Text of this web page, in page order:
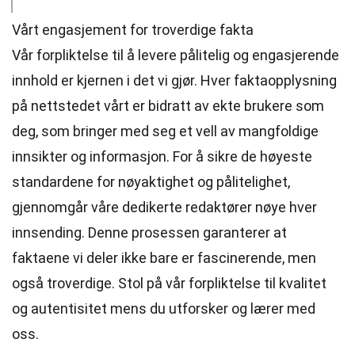
Vårt engasjement for troverdige fakta
Vår forpliktelse til å levere pålitelig og engasjerende
innhold er kjernen i det vi gjør. Hver faktaopplysning
på nettstedet vårt er bidratt av ekte brukere som
deg, som bringer med seg et vell av mangfoldige
innsikter og informasjon. For å sikre de høyeste
standardene for nøyaktighet og pålitelighet,
gjennomgår våre dedikerte redaktører nøye hver
innsending. Denne prosessen garanterer at
faktaene vi deler ikke bare er fascinerende, men
også troverdige. Stol på vår forpliktelse til kvalitet
og autentisitet mens du utforsker og lærer med
oss.